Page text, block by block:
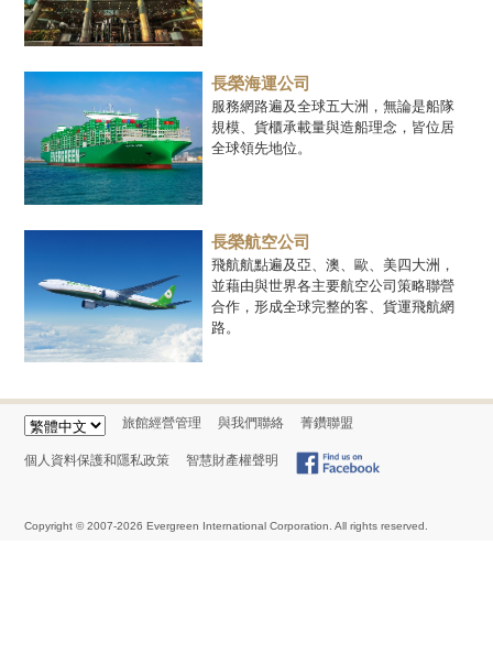
長榮海運公司
服務網路遍及全球五大洲，無論是船隊
規模、貨櫃承載量與造船理念，皆位居
全球領先地位。
長榮航空公司
飛航航點遍及亞、澳、歐、美四大洲，
並藉由與世界各主要航空公司策略聯營
合作，形成全球完整的客、貨運飛航網
路。
旅館經營管理 與我們聯絡 菁鑽聯盟
個人資料保護和隱私政策 智慧財產權聲明
Copyright © 2007-2026 Evergreen International Corporation. All rights reserved.